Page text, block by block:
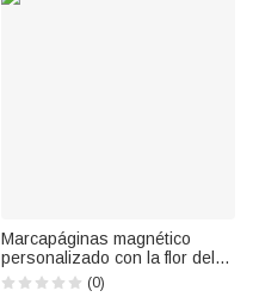
Marcapáginas magnético
personalizado con la flor del
mes de nacimiento y el
(0)